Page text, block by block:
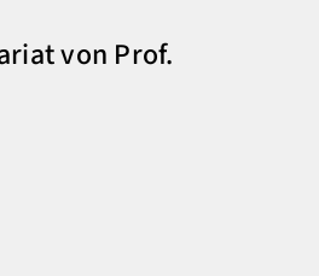
von Prof.